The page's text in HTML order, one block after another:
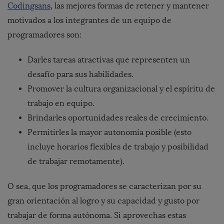
Codingsans, las mejores formas de retener y mantener
motivados a los integrantes de un equipo de
programadores son:
Darles tareas atractivas que representen un
desafío para sus habilidades.
Promover la cultura organizacional y el espíritu de
trabajo en equipo.
Brindarles oportunidades reales de crecimiento.
Permitirles la mayor autonomía posible (esto
incluye horarios flexibles de trabajo y posibilidad
de trabajar remotamente).
O sea, que los programadores se caracterizan por su
gran orientación al logro y su capacidad y gusto por
trabajar de forma autónoma. Si aprovechas estas